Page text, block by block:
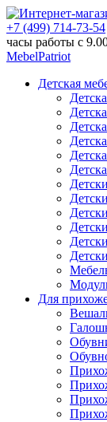
+7 (499) 714-73-54
часы работы с
MebelPatriot
Детская
Для